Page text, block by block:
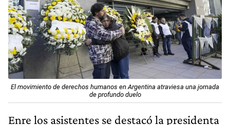
El movimiento de derechos humanos en Argentina atraviesa una jornada
de profundo duelo​
Enre los asistentes se destacó la presidenta